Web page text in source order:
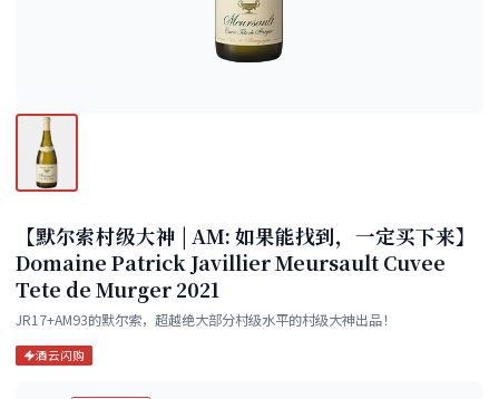
【默尔索村级大神 | AM: 如果能找到，一定买下来】
Domaine Patrick Javillier Meursault Cuvee
Tete de Murger 2021
JR17+AM93的默尔索，超越绝大部分村级水平的村级大神出品！
酒云闪购